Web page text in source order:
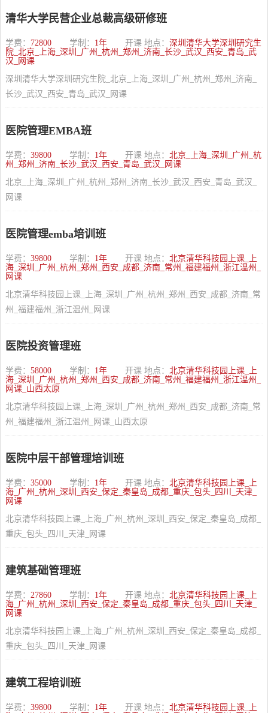
清华大学民营企业总裁高级研修班
学费： 72800 学制： 1年 开课 地点： 深圳清华大学深圳研究生
院_北京_上海_深圳_广州_杭州_郑州_济南_长沙_武汉_西安_青岛_武
汉_网课
深圳清华大学深圳研究生院_北京_上海_深圳_广州_杭州_郑州_济南_
长沙_武汉_西安_青岛_武汉_网课
医院管理EMBA班
学费： 39800 学制： 1年 开课 地点： 北京_上海_深圳_广州_杭
州_郑州_济南_长沙_武汉_西安_青岛_武汉_网课
北京_上海_深圳_广州_杭州_郑州_济南_长沙_武汉_西安_青岛_武汉_
网课
医院管理emba培训班
学费： 39800 学制： 1年 开课 地点： 北京清华科技园上课_上
海_深圳_广州_杭州_郑州_西安_成都_济南_常州_福建福州_浙江温州_
网课
北京清华科技园上课_上海_深圳_广州_杭州_郑州_西安_成都_济南_常
州_福建福州_浙江温州_网课
医院投资管理班
学费： 58000 学制： 1年 开课 地点： 北京清华科技园上课_上
海_深圳_广州_杭州_郑州_西安_成都_济南_常州_福建福州_浙江温州_
网课_山西太原
北京清华科技园上课_上海_深圳_广州_杭州_郑州_西安_成都_济南_常
州_福建福州_浙江温州_网课_山西太原
医院中层干部管理培训班
学费： 35000 学制： 1年 开课 地点： 北京清华科技园上课_上
海_广州_杭州_深圳_西安_保定_秦皇岛_成都_重庆_包头_四川_天津_
网课
北京清华科技园上课_上海_广州_杭州_深圳_西安_保定_秦皇岛_成都_
重庆_包头_四川_天津_网课
建筑基础管理班
学费： 27860 学制： 1年 开课 地点： 北京清华科技园上课_上
海_广州_杭州_深圳_西安_保定_秦皇岛_成都_重庆_包头_四川_天津_
网课
北京清华科技园上课_上海_广州_杭州_深圳_西安_保定_秦皇岛_成都_
重庆_包头_四川_天津_网课
建筑工程培训班
学费： 39800 学制： 1年 开课 地点： 北京清华科技园上课_上